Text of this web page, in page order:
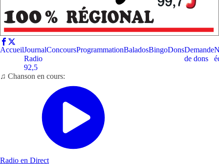
AccueilJournal
Radio
92,5
ConcoursProgrammationBaladosBingoDonsDemande
de dons
♫ Chanson en cours:
Radio en Direct